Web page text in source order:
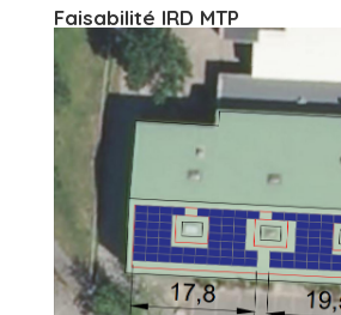
Faisabilité IRD MTP